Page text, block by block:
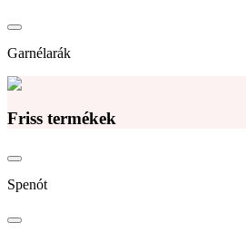
Garnélarák
Friss termékek
Spenót